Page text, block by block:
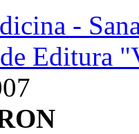
-
de Editura